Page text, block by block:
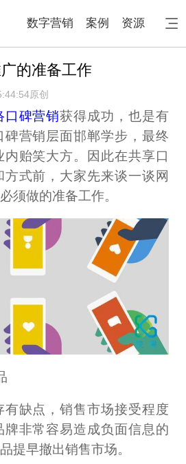
数字营销 案例 资源
的准备工作
原创
口碑营销获得成功，也是有
碑营销层面邯郸学步，最终
贻笑大方。因此在共享口
式前，大家先来谈一谈网
须做的准备工作。
缺点，销售市场接受程度
非常容易造成负面信息的
提早撤出销售市场。